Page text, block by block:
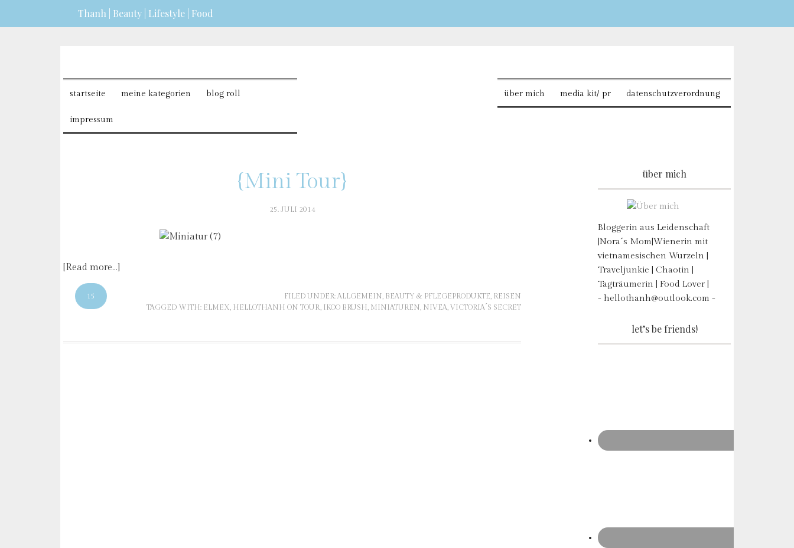
Thanh | Beauty | Lifestyle | Food
startseite meine kategorien blog roll
impressum
über mich media kit/ pr datenschutzverordnung
{Mini Tour}
25. JULI 2014
[Read more…]
15 FILED UNDER: ALLGEMEIN, BEAUTY & PFLEGEPRODUKTE, REISEN
TAGGED WITH: ELMEX, HELLOTHANH ON TOUR, IKOO BRUSH, MINIATUREN, NIVEA, VICTORIA´S SECRET
über mich
Bloggerin aus Leidenschaft
|Nora´s Mom|Wienerin mit
vietnamesischen Wurzeln |
Traveljunkie | Chaotin |
Tagträumerin | Food Lover |
- hellothanh@outlook.com -
let’s be friends!
dazu erfahren? ICH BIN EINVERSTANDEN